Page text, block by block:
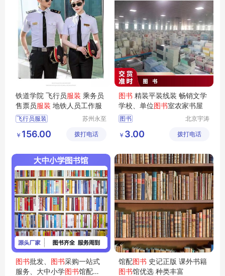
铁道学院 飞行员服装 乘务员
售票员服装 地铁人员工作服
飞行员服装
地铁人员工作服
铁道学院服装
苏州永至
限公司
￥ 156.00 拨打电话
图书 精装平装线装 畅销文学
学校、单位图书室农家书屋
图书
北京宇涛
传播有限
￥ 3.00 拨打电话
图书批发、 图书采购一站式
服务、大中小学图书馆配
馆配图书 史记正版 课外书籍
图书馆优选 种类丰富